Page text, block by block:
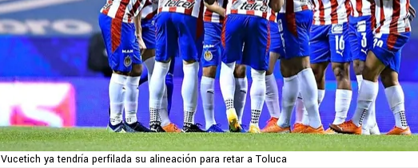
Vucetich ya tendría perfilada su alineación para retar a Toluca